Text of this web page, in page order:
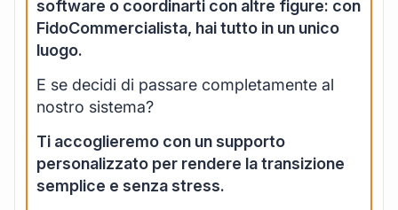
software o coordinarti con altre figure: con
FidoCommercialista, hai tutto in un unico
luogo.
E se decidi di passare completamente al
nostro sistema?
Ti accoglieremo con un supporto
personalizzato per rendere la transizione
semplice e senza stress.